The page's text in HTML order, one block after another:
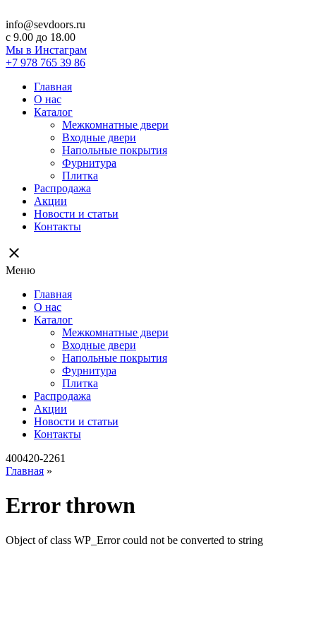
info@sevdoors.ru
c 9.00 до 18.00
Мы в Инстаграм
+7 978 765 39 86
Главная
О нас
Каталог
Межкомнатные двери
Входные двери
Напольные покрытия
Фурнитура
Плитка
Распродажа
Акции
Новости и статьи
Контакты
close
Меню
Главная
О нас
Каталог
Межкомнатные двери
Входные двери
Напольные покрытия
Фурнитура
Плитка
Распродажа
Акции
Новости и статьи
Контакты
400420-2261
Главная »
Error thrown
Object of class WP_Error could not be converted to string